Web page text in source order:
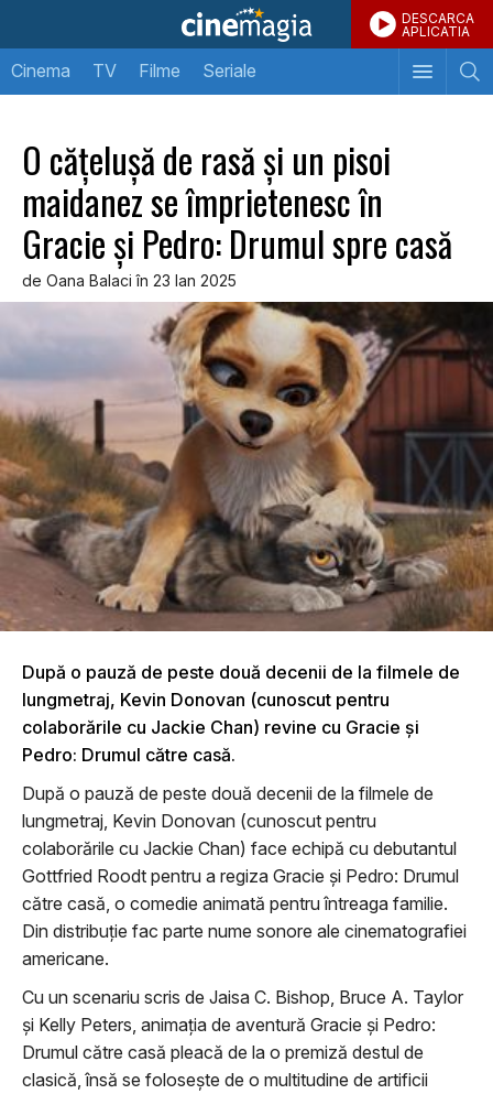
DESCARCA
APLICATIA
Cinema TV Filme Seriale
O cățelușă de rasă și un pisoi
maidanez se împrietenesc în
Gracie și Pedro: Drumul spre casă
de Oana Balaci în 23 Ian 2025
După o pauză de peste două decenii de la filmele de
lungmetraj, Kevin Donovan (cunoscut pentru
colaborările cu Jackie Chan) revine cu Gracie și
Pedro: Drumul către casă.
După o pauză de peste două decenii de la filmele de
lungmetraj, Kevin Donovan (cunoscut pentru
colaborările cu Jackie Chan) face echipă cu debutantul
Gottfried Roodt pentru a regiza Gracie și Pedro: Drumul
către casă, o comedie animată pentru întreaga familie.
Din distribuție fac parte nume sonore ale cinematografiei
americane.
Cu un scenariu scris de Jaisa C. Bishop, Bruce A. Taylor
și Kelly Peters, animația de aventură Gracie și Pedro:
Drumul către casă pleacă de la o premiză destul de
clasică, însă se folosește de o multitudine de artificii